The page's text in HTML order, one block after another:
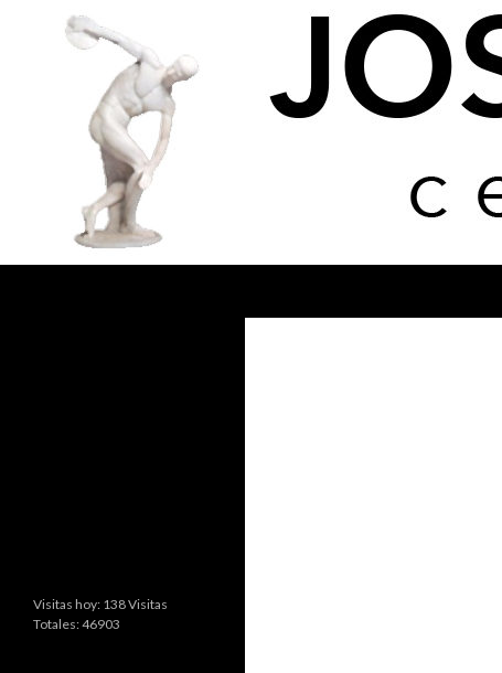
Visitas hoy: 138 Visitas
Totales: 46903